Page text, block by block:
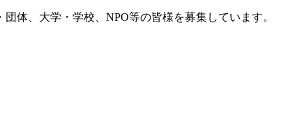
体、大学・学校、NPO等の皆様を募集しています。